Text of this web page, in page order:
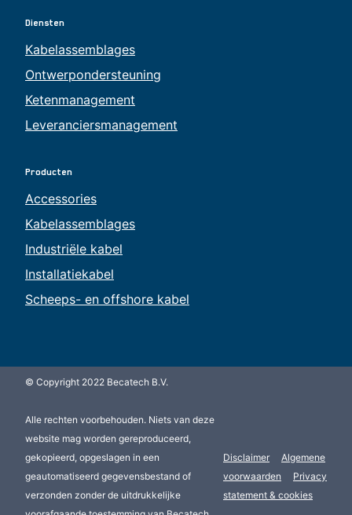
Diensten
Kabelassemblages
Ontwerpondersteuning
Ketenmanagement
Leveranciersmanagement
Producten
Accessories
Kabelassemblages
Industriële kabel
Installatiekabel
Scheeps- en offshore kabel
© Copyright 2022 Becatech B.V.
Alle rechten voorbehouden. Niets van deze
website mag worden gereproduceerd,
gekopieerd, opgeslagen in een
geautomatiseerd gegevensbestand of
verzonden zonder de uitdrukkelijke
Disclaimer
Algemene
voorwaarden
Privacy
statement & cookies